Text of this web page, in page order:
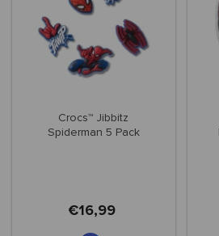
Crocs™ Jibbitz
Spiderman 5 Pack
€16,99